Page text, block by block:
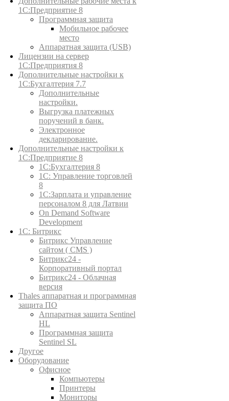
1С:Предприятие 8
Программная защита
Мобильное рабочее
место
Аппаратная защита (USB)
Лицензии на сервер
1С:Предприятия 8
Дополнительные настройки к
1С:Бухгалтерия 7.7
Дополнительные
настройки.
Выгрузка платежных
поручений в банк.
Электронное
декларирование.
Дополнительные настройки к
1С:Предприятие 8
1С:Бухгалтерия 8
1C: Управление торговлей
8
1С:Зарплата и управление
персоналом 8 для Латвии
On Demand Software
Development
1С: Битрикс
Битрикс Управление
сайтом ( CMS )
Битрикс24 -
Корпоративный портал
Битрикс24 - Облачная
версия
Thales аппаратная и программная
защита ПО
Аппаратная защита Sentinel
HL
Программная защита
Sentinel SL
Другое
Оборудование
Офисное
Компьютеры
Принтеры
Мониторы